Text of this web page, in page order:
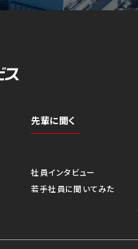
先輩に聞く
社員インタビュー
若手社員に聞いてみた